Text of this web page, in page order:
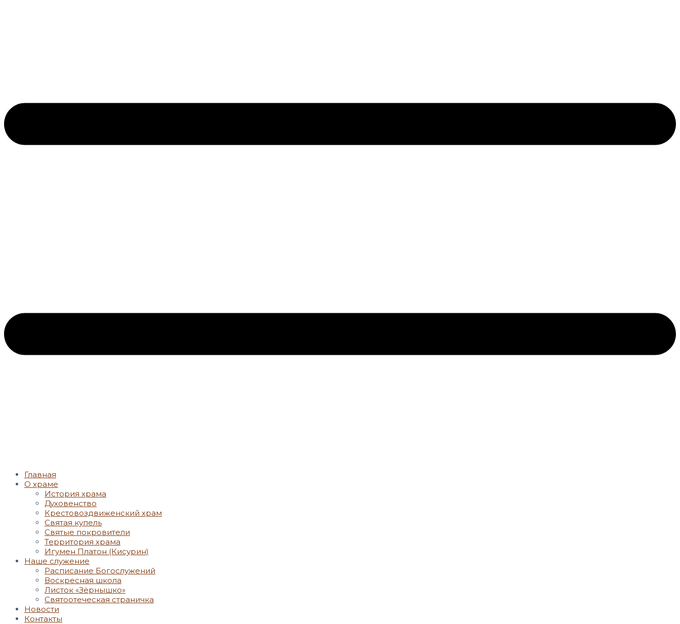
Главная
О храме
История храма
Духовенство
Крестовоздвиженский храм
Святая купель
Святые покровители
Территория храма
Игумен Платон (Кисурин)
Наше служение
Расписание Богослужений
Воскресная школа
Листок «Зёрнышко»
Святоотеческая страничка
Новости
Контакты